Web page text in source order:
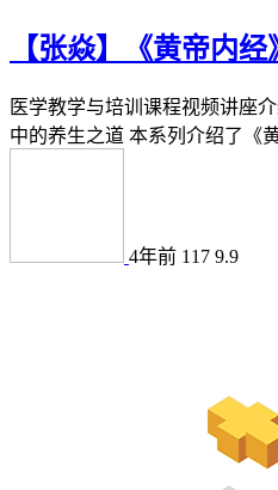
【张焱】《黄帝内
医学教学与培训课程视频讲座
中的养生之道 本系列介绍了《
4年前 117 9.9